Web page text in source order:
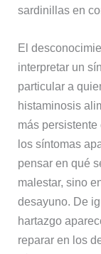
sardinillas en
El
interpretar un
particular a
histaminosis
más
los síntomas
pensar en qué
malestar, sino
desayuno. De
hartazgo
reparar en los